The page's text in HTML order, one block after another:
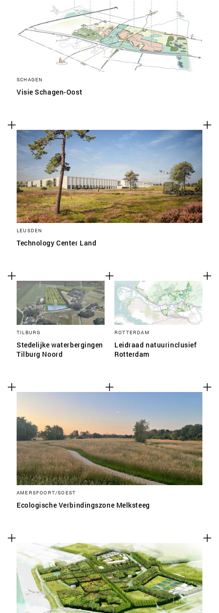
SCHAGEN
Visie Schagen-Oost
LEUSDEN
Technology Center Land
TILBURG
Stedelijke waterbergingen
Tilburg Noord
ROTTERDAM
Leidraad natuurinclusief
Rotterdam
AMERSFOORT/SOEST
Ecologische Verbindingszone Melksteeg